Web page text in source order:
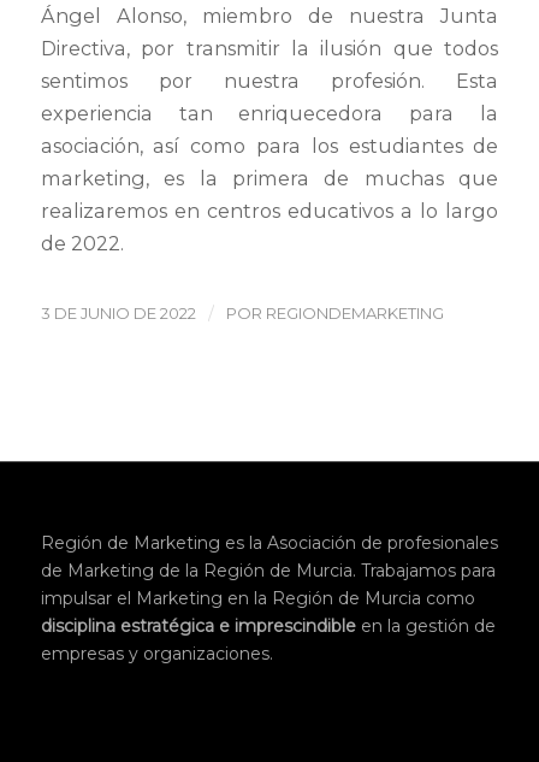
Ángel Alonso, miembro de nuestra Junta
Directiva, por transmitir la ilusión que todos
sentimos por nuestra profesión. Esta
experiencia tan enriquecedora para la
asociación, así como para los estudiantes de
marketing, es la primera de muchas que
realizaremos en centros educativos a lo largo
de 2022.
3 DE JUNIO DE 2022 / POR REGIONDEMARKETING
Región de Marketing es la Asociación de profesionales
de Marketing de la Región de Murcia. Trabajamos para
impulsar el Marketing en la Región de Murcia como
disciplina estratégica e imprescindibleen la gestión de
empresas y organizaciones.